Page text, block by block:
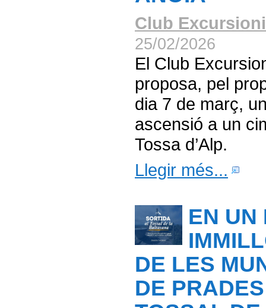
Club
25/02/2026
El Club
proposa, pel
dia 7 de març,
ascensió a un
Tossa d’Alp.
Llegir més...
EN UN
DE LES
DE